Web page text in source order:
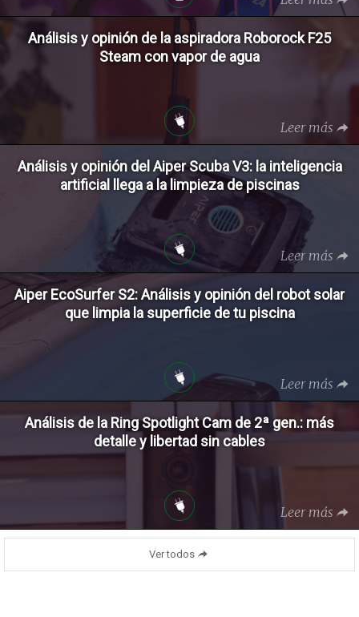
Análisis y opinión de la aspiradora Roborock F25
Steam con vapor de agua
Leer más
Análisis y opinión del Aiper Scuba V3: la inteligencia
artificial llega a la limpieza de piscinas
Leer más
Aiper EcoSurfer S2: Análisis y opinión del robot solar
que limpia la superficie de tu piscina
Leer más
Análisis de la Ring Spotlight Cam de 2ª gen.: más
detalle y libertad sin cables
Leer más
Ver todos